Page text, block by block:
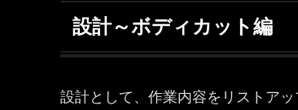
設計～ボディカット編
設計として、作業内容をリストア